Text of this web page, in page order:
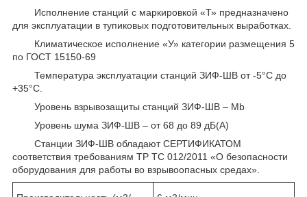
Исполнение станций с маркировкой «Т» предназначено
для эксплуатации в тупиковых подготовительных выработках.
Климатическое исполнение «У» категории размещения 5
по ГОСТ 15150-69
Температура эксплуатации станций ЗИФ-ШВ от -5°С до
+35°С.
Уровень взрывозащиты станций ЗИФ-ШВ – Mb
Уровень шума ЗИФ-ШВ – от 68 до 89 дБ(А)
Станции ЗИФ-ШВ обладают СЕРТИФИКАТОМ
соответствия требованиям ТР ТС 012/2011 «О безопасности
оборудования для работы во взрывоопасных средах».